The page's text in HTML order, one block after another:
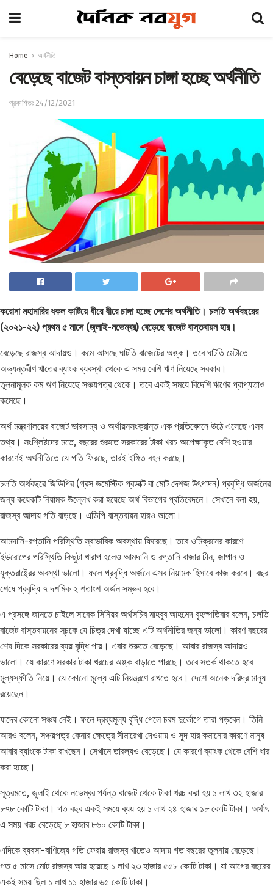
Home অর্থনীতি
বেড়েছে বাজেট বাস্তবায়ন চাঙ্গা হচ্ছে অর্থনীতি
প্রকাশিতঃ 24/12/2021
করোনা মহামারির ধকল কাটিয়ে ধীরে ধীরে চাঙ্গা হচ্ছে দেশের অর্থনীতি। চলতি অর্থবছরের
(২০২১-২২) প্রথম ৫ মাসে (জুলাই-নভেম্বর) বেড়েছে বাজেট বাস্তবায়ন হার।
বেড়েছে রাজস্ব আদায়ও। কমে আসছে ঘাটতি বাজেটের অঙ্ক। তবে ঘাটতি মেটাতে
অভ্যন্তরীণ খাতের ব্যাংক ব্যবস্থা থেকে এ সময় বেশি ঋণ নিয়েছে সরকার।
তুলনামূলক কম ঋণ নিয়েছে সঞ্চয়পত্র থেকে। তবে একই সময়ে বিদেশি ঋণের প্রাপ্যতাও
কমেছে।
অর্থ মন্ত্রণালয়ের বাজেট ভারসাম্য ও অর্থায়নসংক্রান্ত এক প্রতিবেদনে উঠে এসেছে এসব
তথ্য। সংশ্লিষ্টদের মতে, বছরের শুরুতে সরকারের টাকা খরচ অপেক্ষাকৃত বেশি হওয়ার
কারণেই অর্থনীতিতে যে গতি ফিরছে, তারই ইঙ্গিত বহন করছে।
চলতি অর্থবছরে জিডিপির (গ্রস ডমেস্টিক প্রডাক্ট বা মোট দেশজ উৎপাদন) প্রবৃদ্ধি অর্জনের
জন্য কয়েকটি নিয়ামক উল্লেখ করা হয়েছে অর্থ বিভাগের প্রতিবেদনে। সেখানে বলা হয়,
রাজস্ব আদায় গতি বাড়ছে। এডিপি বাস্তবায়ন হারও ভালো।
আমদানি-রপ্তানি পরিস্থিতি স্বাভাবিক অবস্থায় ফিরেছে। তবে ওমিক্রনের কারণে
ইউরোপের পরিস্থিতি কিছুটা খারাপ হলেও আমদানি ও রপ্তানি বাজার চীন, জাপান ও
যুক্তরাষ্ট্রের অবস্থা ভালো। ফলে প্রবৃদ্ধি অর্জনে এসব নিয়ামক হিসাবে কাজ করবে। বছর
শেষে প্রবৃদ্ধি ৭ দশমিক ২ শতাংশ অর্জন সম্ভব হবে।
এ প্রসঙ্গে জানতে চাইলে সাবেক সিনিয়র অর্থসচিব মাহবুব আহমেদ বৃহস্পতিবার বলেন, চলতি
বাজেট বাস্তবায়নের সূচকে যে চিত্র দেখা যাচ্ছে এটি অর্থনীতির জন্য ভালো। কারণ বছরের
শেষ দিকে সরকারের ব্যয় বৃদ্ধি পায়। এবার শুরুতে বেড়েছে। আবার রাজস্ব আদায়ও
ভালো। যে কারণে সরকার টাকা খরচের অঙ্ক বাড়াতে পারছে। তবে সতর্ক থাকতে হবে
মূল্যস্ফীতি নিয়ে। যে কোনো মূল্যে এটি নিয়ন্ত্রণে রাখতে হবে। দেশে অনেক দরিদ্র মানুষ
রয়েছেন।
যাদের কোনো সঞ্চয় নেই। ফলে দ্রব্যমূল্য বৃদ্ধি পেলে চরম দুর্ভোগে তারা পড়বেন। তিনি
আরও বলেন, সঞ্চয়পত্র কেনার ক্ষেত্রে সীমারেখা দেওয়ায় ও সুদ হার কমানোর কারণে মানুষ
আবার ব্যাংকে টাকা রাখছেন। সেখানে তারল্যও বেড়েছে। যে কারণে ব্যাংক থেকে বেশি ধার
করা হচ্ছে।
সূত্রমতে, জুলাই থেকে নভেম্বর পর্যন্ত বাজেট থেকে টাকা খরচ করা হয় ১ লাখ ৩২ হাজার
৮৭৮ কোটি টাকা। গত বছর একই সময়ে ব্যয় হয় ১ লাখ ২৪ হাজার ১৮ কোটি টাকা। অর্থাৎ
এ সময় খরচ বেড়েছে ৮ হাজার ৮৬০ কোটি টাকা।
এদিকে ব্যবসা-বাণিজ্যে গতি ফেরায় রাজস্ব খাতেও আদায় গত বছরের তুলনায় বেড়েছে।
গত ৫ মাসে মোট রাজস্ব আয় হয়েছে ১ লাখ ২৩ হাজার ৫৫৮ কোটি টাকা। যা আগের বছরের
একই সময় ছিল ১ লাখ ১১ হাজার ৬৫ কোটি টাকা।